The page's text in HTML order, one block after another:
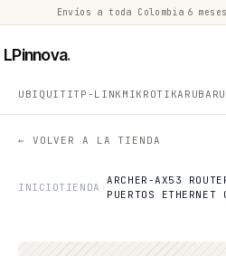
Envíos a toda Colombia 6
LPinnova.
UBIQUITITP-LINK MIKROTIKARUBA
← VOLVER A LA TIENDA
INICIOTIENDA
ARCHER-AX53
PUERTOS ETHERNET